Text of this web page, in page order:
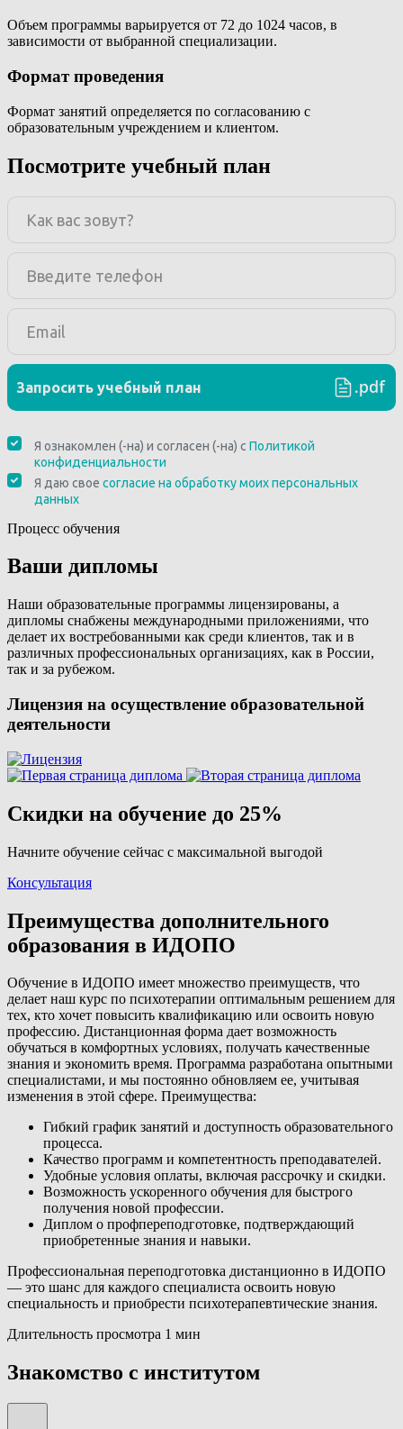
Объем программы варьируется от 72 до 1024 часов, в
зависимости от выбранной специализации.
Формат проведения
Формат занятий определяется по согласованию с
образовательным учреждением и клиентом.
Посмотрите учебный план
Процесс обучения
Ваши дипломы
Наши образовательные программы лицензированы, а
дипломы снабжены международными приложениями, что
делает их востребованными как среди клиентов, так и в
различных профессиональных организациях, как в России,
так и за рубежом.
Лицензия на осуществление образовательной
деятельности
Скидки на обучение до 25%
Начните обучение сейчас с максимальной выгодой
Консультация
Преимущества дополнительного
образования в ИДОПО
Обучение в ИДОПО имеет множество преимуществ, что
делает наш курс по психотерапии оптимальным решением для
тех, кто хочет повысить квалификацию или освоить новую
профессию. Дистанционная форма дает возможность
обучаться в комфортных условиях, получать качественные
знания и экономить время. Программа разработана опытными
специалистами, и мы постоянно обновляем ее, учитывая
изменения в этой сфере. Преимущества:
Гибкий график занятий и доступность образовательного
процесса.
Качество программ и компетентность преподавателей.
Удобные условия оплаты, включая рассрочку и скидки.
Возможность ускоренного обучения для быстрого
получения новой профессии.
Диплом о профпереподготовке, подтверждающий
приобретенные знания и навыки.
Профессиональная переподготовка дистанционно в ИДОПО
— это шанс для каждого специалиста освоить новую
специальность и приобрести психотерапевтические знания.
Длительность просмотра 1 мин
Знакомство с институтом